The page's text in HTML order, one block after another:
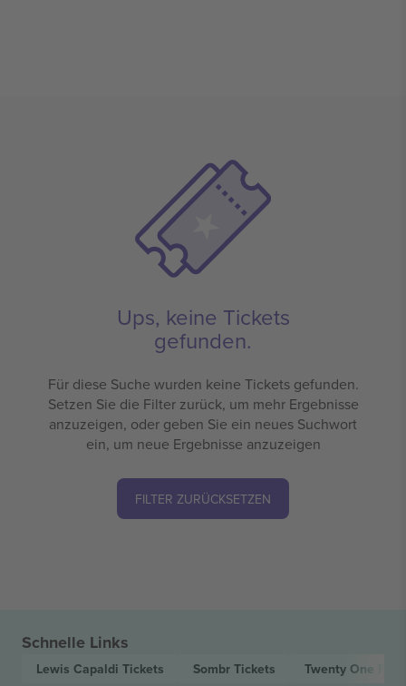
Ups, keine Tickets
gefunden.
Für diese Suche wurden keine Tickets gefunden.
Setzen Sie die Filter zurück, um mehr Ergebnisse
anzuzeigen, oder geben Sie ein neues Suchwort
ein, um neue Ergebnisse anzuzeigen
FILTER ZURÜCKSETZEN
Schnelle Links
Lewis Capaldi Tickets Sombr Tickets Twenty One